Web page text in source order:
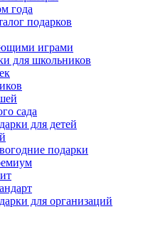
года
подарков
играми
для школьников
сада
для детей
подарки
для организаций